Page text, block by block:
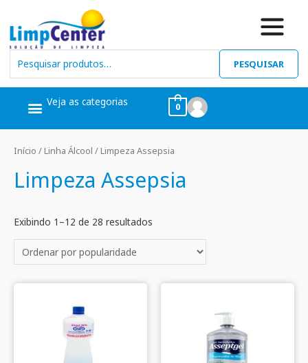
PESQUISAR
Veja as categorias 0
Início / Linha Álcool / Limpeza Assepsia
Limpeza Assepsia
Exibindo 1–12 de 28 resultados